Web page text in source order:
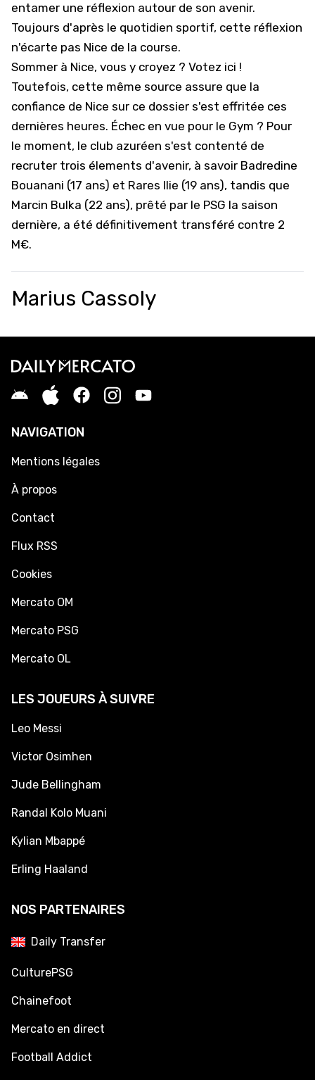
entamer une réflexion autour de son avenir.
Toujours d'après le quotidien sportif, cette réflexion
n'écarte pas Nice de la course.
Sommer à Nice, vous y croyez ? Votez ici !
Toutefois, cette même source assure que la
confiance de Nice sur ce dossier s'est effritée ces
dernières heures. Échec en vue pour le Gym ? Pour
le moment, le club azuréen s'est contenté de
recruter trois élements d'avenir, à savoir Badredine
Bouanani (17 ans) et Rares Ilie (19 ans), tandis que
Marcin Bulka (22 ans), prêté par le PSG la saison
dernière, a été définitivement transféré contre 2
M€.
Marius Cassoly
NAVIGATION
Mentions légales
À propos
Contact
Flux RSS
Cookies
Mercato OM
Mercato PSG
Mercato OL
LES JOUEURS À SUIVRE
Leo Messi
Victor Osimhen
Jude Bellingham
Randal Kolo Muani
Kylian Mbappé
Erling Haaland
NOS PARTENAIRES
Daily Transfer
CulturePSG
Chainefoot
Mercato en direct
Football Addict